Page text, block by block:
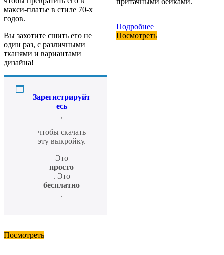
макси-платье в стиле 70-х
годов.
Вы захотите сшить его не
один раз, с различными
тканями и вариантами
дизайна!
Зарегистрируйт
есь
,
чтобы скачать
эту выкройку.
Это
просто
. Это
бесплатно
.
Посмотреть
притачными бейками.
Подробнее
Посмотреть